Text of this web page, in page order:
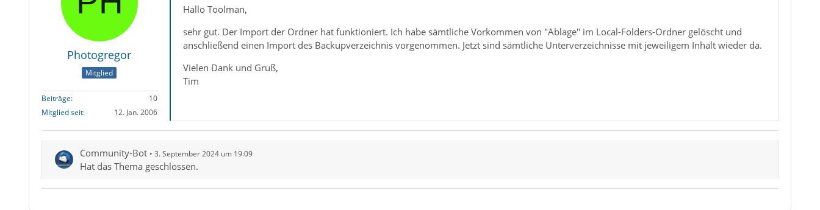
Photogregor
Mitglied
Beiträge
10
Mitglied seit
12. Jan. 2006
Hallo Toolman,
sehr gut. Der Import der Ordner hat funktioniert. Ich habe sämtliche Vorkommen von "Ablage" im Local-Folders-Ordner gelöscht und
anschließend einen Import des Backupverzeichnis vorgenommen. Jetzt sind sämtliche Unterverzeichnisse mit jeweiligem Inhalt wieder da.
Vielen Dank und Gruß,
Tim
Community-Bot 3. September 2024 um 19:09
Hat das Thema geschlossen.